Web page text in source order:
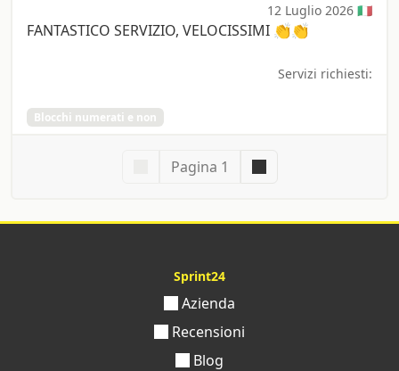
12 Luglio 2026 🇮🇹
FANTASTICO SERVIZIO, VELOCISSIMI 👏👏
Servizi richiesti:
Blocchi numerati e non
Pagina 1
Sprint24
Azienda
Recensioni
Blog